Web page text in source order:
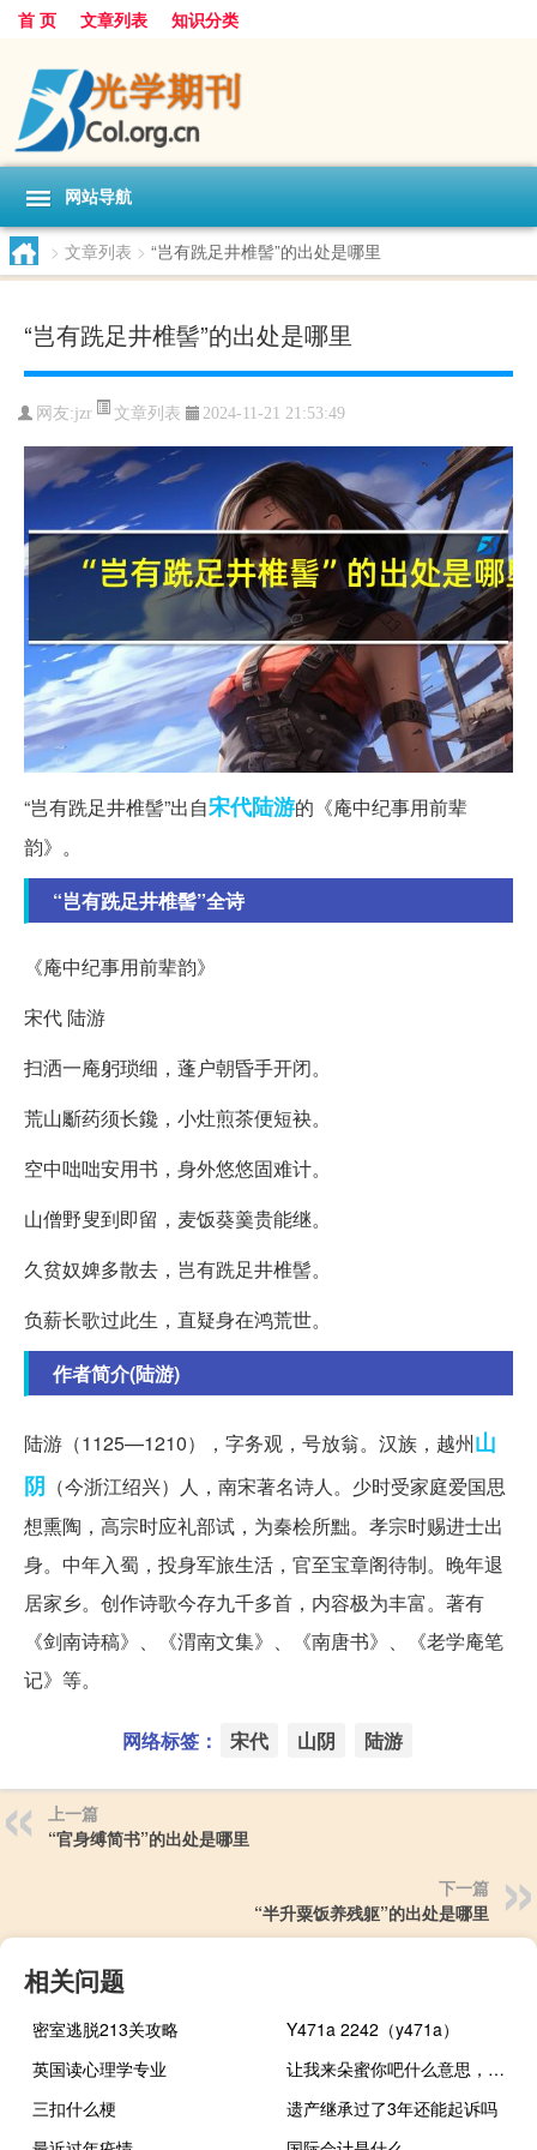
首 页 文章列表 知识分类
网站导航
> 文章列表 > “岂有跣足井椎髻”的出处是哪里
“岂有跣足井椎髻”的出处是哪里
网友:jzr 文章列表 2024-11-21 21:53:49
“岂有跣足井椎髻”出自宋代陆游的《庵中纪事用前辈
韵》。
“岂有跣足井椎髻”全诗
《庵中纪事用前辈韵》
宋代 陆游
扫洒一庵躬琐细，蓬户朝昏手开闭。
荒山斸药须长鑱，小灶煎茶便短袂。
空中咄咄安用书，身外悠悠固难计。
山僧野叟到即留，麦饭葵羹贵能继。
久贫奴婢多散去，岂有跣足井椎髻。
负薪长歌过此生，直疑身在鸿荒世。
作者简介(陆游)
陆游（1125—1210），字务观，号放翁。汉族，越州山
阴 （今浙江绍兴）人，南宋著名诗人。少时受家庭爱国思
想熏陶，高宗时应礼部试，为秦桧所黜。孝宗时赐进士出
身。中年入蜀，投身军旅生活，官至宝章阁待制。晚年退
居家乡。创作诗歌今存九千多首，内容极为丰富。著有
《剑南诗稿》、《渭南文集》、《南唐书》、《老学庵笔
记》等。
网络标签： 宋代 山阴 陆游
上一篇
“官身缚简书”的出处是哪里
下一篇
“半升粟饭养残躯”的出处是哪里
相关问题
密室逃脱213关攻略
Y471a 2242（y471a）
英国读心理学专业
让我来朵蜜你吧什么意思，出自什么电视剧什么梗
三扣什么梗
遗产继承过了3年还能起诉吗